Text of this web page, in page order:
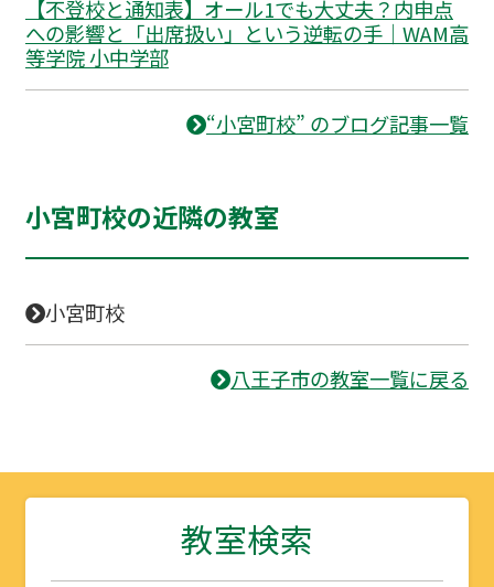
【不登校と通知表】オール1でも大丈夫？内申点
への影響と「出席扱い」という逆転の手｜WAM高
等学院 小中学部
“小宮町校” のブログ記事一覧
小宮町校の近隣の教室
小宮町校
八王子市の教室一覧に戻る
教室検索